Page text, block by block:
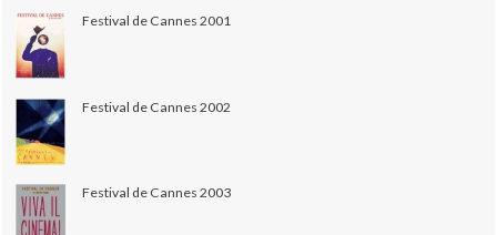
Festival de Cannes 2001
Festival de Cannes 2002
Festival de Cannes 2003